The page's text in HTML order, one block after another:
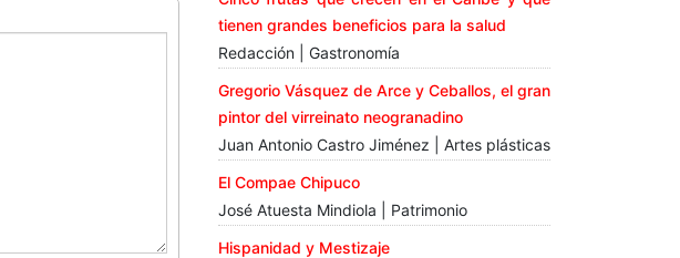
tienen grandes beneficios para la salud
Redacción | Gastronomía
Gregorio Vásquez de Arce y Ceballos, el gran
pintor del virreinato neogranadino
Juan Antonio Castro Jiménez | Artes plásticas
El Compae Chipuco
José Atuesta Mindiola | Patrimonio
Hispanidad y Mestizaje